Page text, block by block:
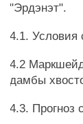
"Эрдэнэт".
4.1. Условия
4.2
дамбы
4.3. Прогноз